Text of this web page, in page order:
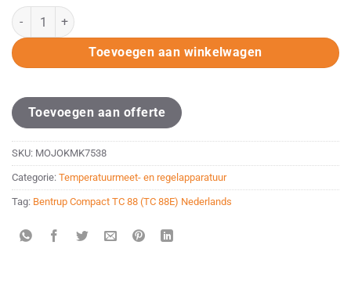
Bentrup Compact TC 2088-K aantal
Toevoegen aan winkelwagen
Alternative:
Toevoegen aan offerte
SKU: MOJOKMK7538
Categorie: Temperatuurmeet- en regelapparatuur
Tag: Bentrup Compact TC 88 (TC 88E) Nederlands